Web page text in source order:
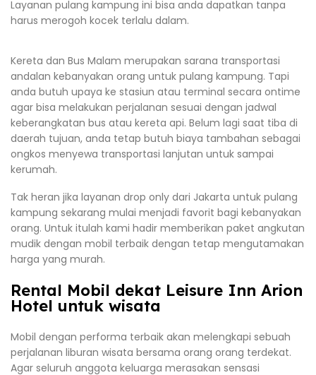
Layanan pulang kampung ini bisa anda dapatkan tanpa
harus merogoh kocek terlalu dalam.
Kereta dan Bus Malam merupakan sarana transportasi
andalan kebanyakan orang untuk pulang kampung. Tapi
anda butuh upaya ke stasiun atau terminal secara ontime
agar bisa melakukan perjalanan sesuai dengan jadwal
keberangkatan bus atau kereta api. Belum lagi saat tiba di
daerah tujuan, anda tetap butuh biaya tambahan sebagai
ongkos menyewa transportasi lanjutan untuk sampai
kerumah.
Tak heran jika layanan drop only dari Jakarta untuk pulang
kampung sekarang mulai menjadi favorit bagi kebanyakan
orang. Untuk itulah kami hadir memberikan paket angkutan
mudik dengan mobil terbaik dengan tetap mengutamakan
harga yang murah.
Rental Mobil dekat Leisure Inn Arion
Hotel untuk wisata
Mobil dengan performa terbaik akan melengkapi sebuah
perjalanan liburan wisata bersama orang orang terdekat.
Agar seluruh anggota keluarga merasakan sensasi